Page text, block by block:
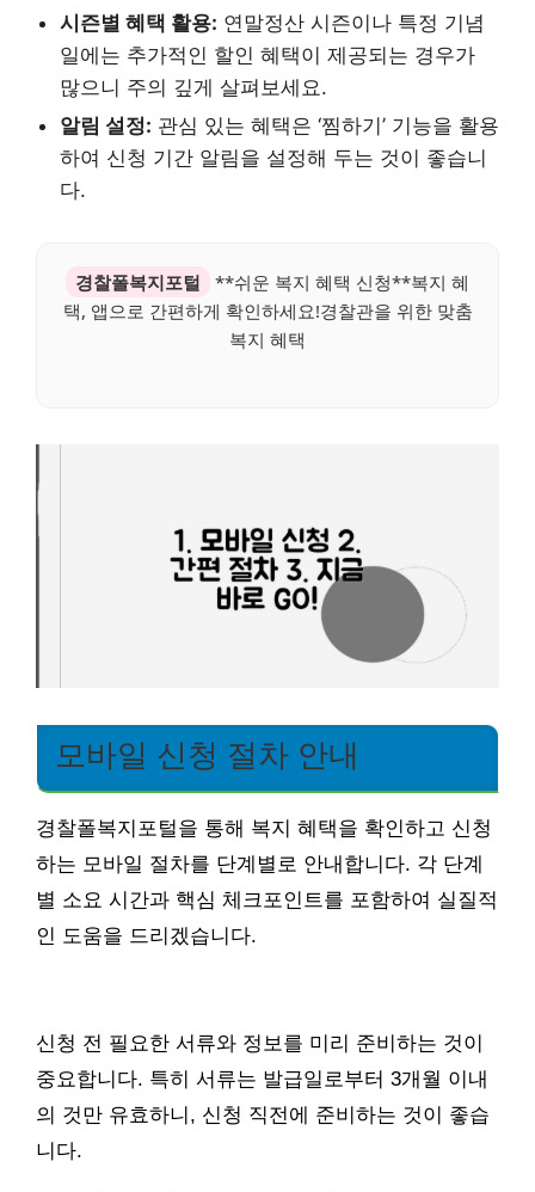
시즌별 혜택 활용: 연말정산 시즌이나 특정 기념
일에는 추가적인 할인 혜택이 제공되는 경우가
많으니 주의 깊게 살펴보세요.
알림 설정: 관심 있는 혜택은 ‘찜하기’ 기능을 활용
하여 신청 기간 알림을 설정해 두는 것이 좋습니
다.
경찰폴복지포털
**쉬운 복지 혜택 신청**복지 혜
택, 앱으로 간편하게 확인하세요!경찰관을 위한 맞춤
복지 혜택
모바일 신청 절차 안내
경찰폴복지포털을 통해 복지 혜택을 확인하고 신청
하는 모바일 절차를 단계별로 안내합니다. 각 단계
별 소요 시간과 핵심 체크포인트를 포함하여 실질적
인 도움을 드리겠습니다.
신청 전 필요한 서류와 정보를 미리 준비하는 것이
중요합니다. 특히 서류는 발급일로부터 3개월 이내
의 것만 유효하니, 신청 직전에 준비하는 것이 좋습
니다.